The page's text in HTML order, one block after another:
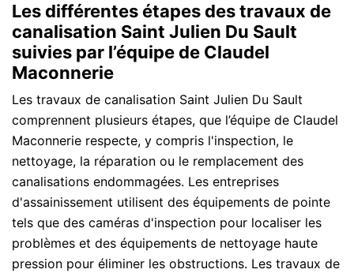
Les différentes étapes des travaux de
canalisation Saint Julien Du Sault
suivies par l’équipe de Claudel
Maconnerie
Les travaux de canalisation Saint Julien Du Sault
comprennent plusieurs étapes, que l’équipe de Claudel
Maconnerie respecte, y compris l'inspection, le
nettoyage, la réparation ou le remplacement des
canalisations endommagées. Les entreprises
d'assainissement utilisent des équipements de pointe
tels que des caméras d'inspection pour localiser les
problèmes et des équipements de nettoyage haute
pression pour éliminer les obstructions. Les travaux de